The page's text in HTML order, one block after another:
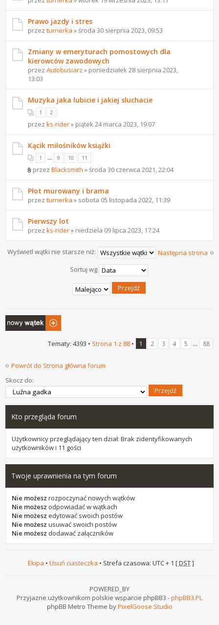
Prawo jazdy i stres
przezturnerka » środa 30 sierpnia 2023, 09:53
Zmiany w emeryturach pomostowych dla
kierowców zawodowych
przezAutobusiarz » poniedziałek 28 sierpnia 2023,
13:03
Muzyka jaka lubicie i jakiej sluchacie
1 2
przezks-rider» piątek 24 marca 2023, 19:07
Kącik miłośników książki
1 ... 9 10 11
przezBlacksmith » środa 30 czerwca 2021, 22:04
Płot murowany i brama
przezturnerka » sobota 05 listopada 2022, 11:39
Pierwszy lot
przezks-rider» niedziela 09 lipca 2023, 17:24
Następna strona
Wyświetl wątki nie starsze niż:
Sortuj wg
Napisz wątek
Tematy: 4393 • Strona 1 z 88• 1 2 3 4 5 ... 88
Powrót do Strona główna forum
Skocz do:
Kto przegląda forum
Użytkownicy przeglądający ten dział: Brak zidentyfikowanych
użytkowników i 11 gości
Twoje uprawnienia na tym forum
Nie możesz rozpoczynać nowych wątków
Nie możesz odpowiadać w wątkach
Nie możesz edytować swoich postów
Nie możesz usuwać swoich postów
Nie możesz dodawać załączników
Ekipa • Usuń ciasteczka • Strefa czasowa: UTC + 1 [DST]
POWERED_BY
Przyjazne użytkownikom polskie wsparcie phpBB3 -phpBB3.PL
phpBB Metro Theme byPixelGoose Studio